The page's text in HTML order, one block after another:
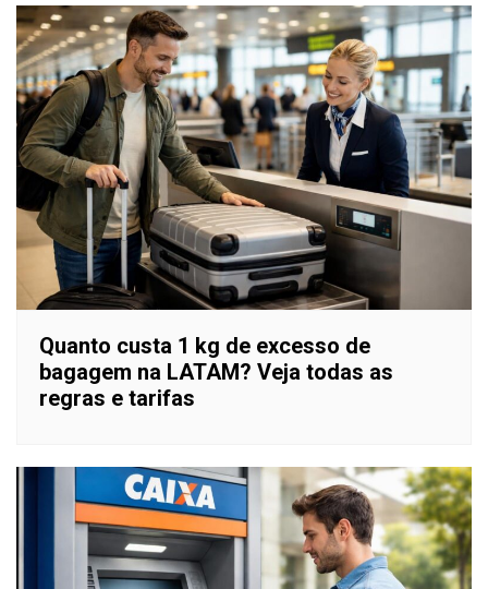
Quanto custa 1 kg de excesso de
bagagem na LATAM? Veja todas as
regras e tarifas